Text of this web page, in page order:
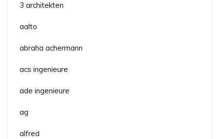
3 architekten
aalto
abraha achermann
acs ingenieure
ade ingenieure
ag
alfred